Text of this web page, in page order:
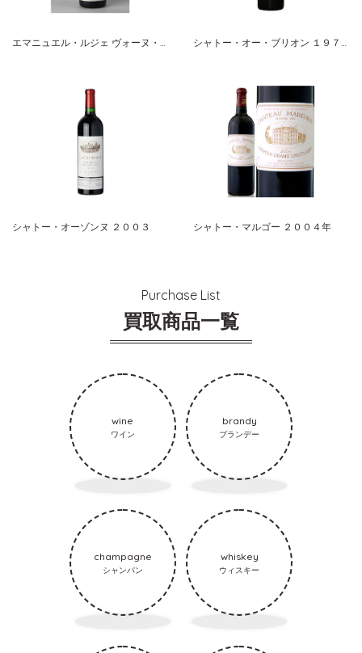
エマニュエル・ルジェ ヴォーヌ・ロマネ ２００９年 シャトー・オー・ブリオン １９７５年
シャトー・オーゾンヌ ２００３ シャトー・マルゴー ２００４年
Purchase List
買取商品一覧
wine
ワイン
brandy
ブランデー
champagne
シャンパン
whiskey
ウィスキー